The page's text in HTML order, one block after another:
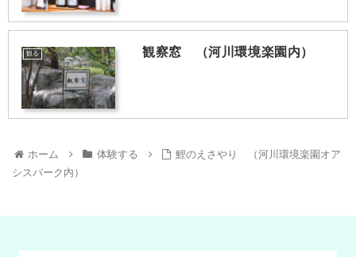
観る 観察窓 （河川環境楽園内）
ホーム 体験する
鯉のえさやり （河川環境楽園オア
シスパーク内）